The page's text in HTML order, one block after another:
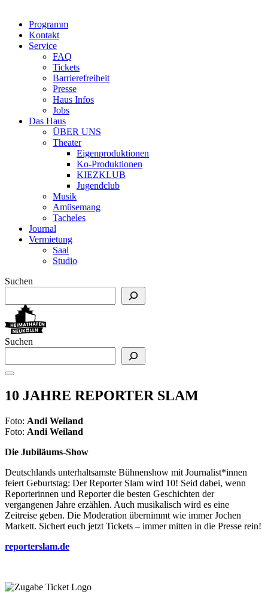
Programm
Kontakt
Service
FAQ
Tickets
Barrierefreiheit
Presse
Haus Infos
Jobs
Das Haus
ÜBER UNS
Theater
Eigenproduktionen
Ko-Produktionen
KIEZKLUB
Jugendclub
Musik
Amüsemang
Tacheles
Journal
Vermietung
Saal
Studio
Suchen
Suchen
10 JAHRE REPORTER SLAM
Foto: Andi Weiland
Foto: Andi Weiland
Die Jubiläums-Show
Deutschlands unterhaltsamste Bühnenshow mit Journalist*innen
feiert Geburtstag: Der Reporter Slam wird 10! Seid dabei, wenn
Reporterinnen und Reporter die besten Geschichten der
vergangenen Jahre erzählen. Auch musikalisch wird es eine
Zeitreise geben. Die Moderation übernimmt wie immer Jochen
Markett. Sichert euch jetzt Tickets – immer mitten in die Presse rein!
reporterslam.de